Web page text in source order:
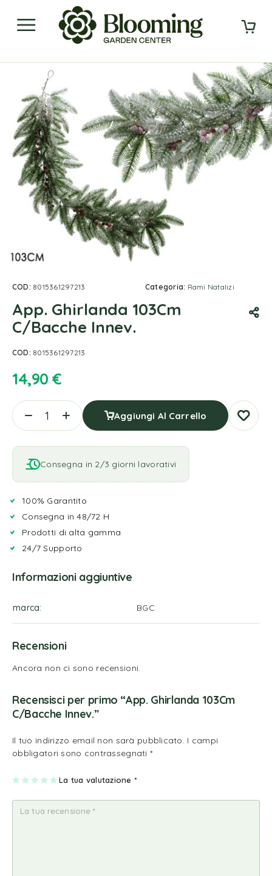
COD: 8015361297213 Categoria: Rami Natalizi
App. Ghirlanda 103Cm
C/Bacche Innev.
COD: 8015361297213
14,90 €
Aggiungi Al Carrello
Consegna in 2/3 giorni lavorativi
100% Garantito
Consegna in 48/72 H
Prodotti di alta gamma
24/7 Supporto
Informazioni aggiuntive
marca BGC
Recensioni
Ancora non ci sono recensioni.
Recensisci per primo “App. Ghirlanda 103Cm
C/Bacche Innev.”
Il tuo indirizzo email non sarà pubblicato. I campi
obbligatori sono contrassegnati *
La tua valutazione *
1
a
2
e
su
5
3
e
su
5
4
e
su
5
5
e
su
5